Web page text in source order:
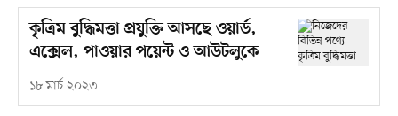
কৃত্রিম বুদ্ধিমত্তা প্রযুক্তি আসছে ওয়ার্ড,
এক্সেল, পাওয়ার পয়েন্ট ও আউটলুকে
১৮ মার্চ ২০২৩